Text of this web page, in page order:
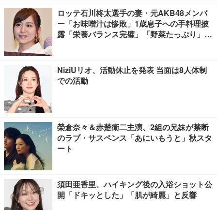
ロッテ石川柊太選手の妻・元AKB48メンバ
ー「お味噌汁は惨敗」1歳息子への手料理披
露「栄養バランス完璧」「野菜たっぷり」の
NiziUリオ、活動休止を発表 当面は8人体制
での活動
榮倉奈々＆赤楚衛二主演、2組の兄妹が禁断
のラブ・サスペンス「あにいもうと」秋スタ
ート
須田亜香里、ハイキング後の入浴ショット公
開「ドキッとした」「肌が綺麗」と反響